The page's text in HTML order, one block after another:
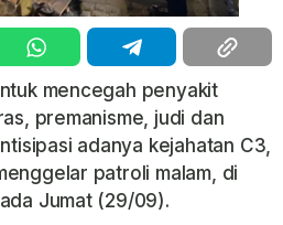
mencegah penyakit
premanisme, judi dan
adanya kejahatan C3,
patroli malam, di
Jumat (29/09).